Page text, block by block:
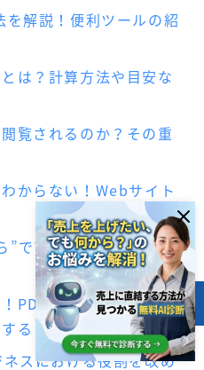
解説！便利ツールの紹
は？計算方法や目安な
覧されるのか？その重
からない！Webサイト
”でWebサイト集客が失
PDCAサイクルを回し
る
スにおける役割を改め
目次